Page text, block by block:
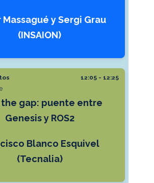
y Sergi Grau
(INSAION)
12:05 - 12:25
the gap: puente entre
Genesis y ROS2
Blanco Esquivel
(Tecnalia)